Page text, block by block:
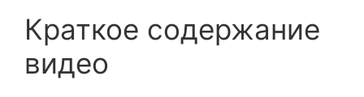
Краткое содержание
видео